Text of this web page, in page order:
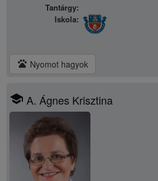
Tantárgy:
Iskola:
pets Nyomot hagyok
school A. Ágnes Krisztina